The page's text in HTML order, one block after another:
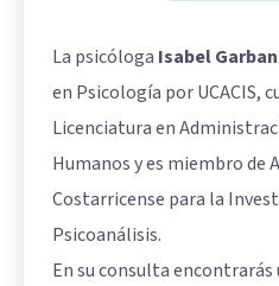
La psicóloga Isabel
en Psicología por UCACIS,
Licenciatura en
Humanos y es miembro de
Costarricense para la
Psicoanálisis.
En su consulta